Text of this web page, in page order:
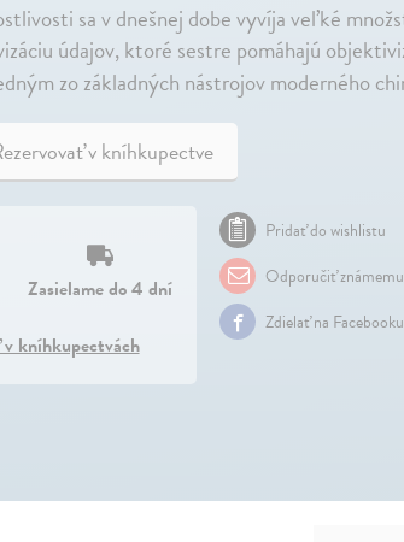
sa v dnešnej dobe vyvíja veľké
údajov, ktoré sestre pomáhajú
zo základných nástrojov moderného
v kníhkupectve
Zasielame do 4 dní
kníhkupectvách
Pridať do wishlistu
Odporučiť známemu
Zdielať na Facebooku